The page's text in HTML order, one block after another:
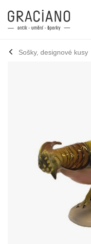
Sošky, designové kusy